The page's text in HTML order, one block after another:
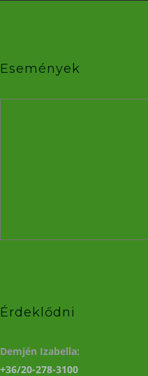
Események
Érdeklődni
Demjén Izabella:
+36/20-278-3100